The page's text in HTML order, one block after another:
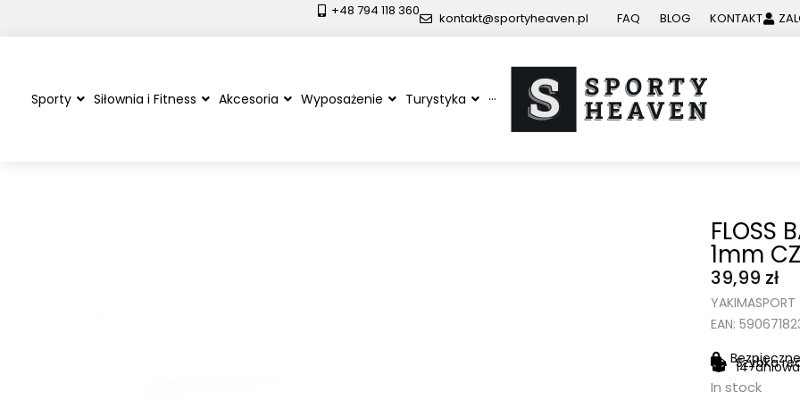
kontakt@sportyheaven.pl
+48 794 118 360 FAQ BLOG KONTAKT
Sporty Siłownia i Fitness Akcesoria Wyposażenie Turystyka ···
FLOSS
1mm
39,99 zł
YAKIMASPORT
EAN:
Szybka
14-
In stock